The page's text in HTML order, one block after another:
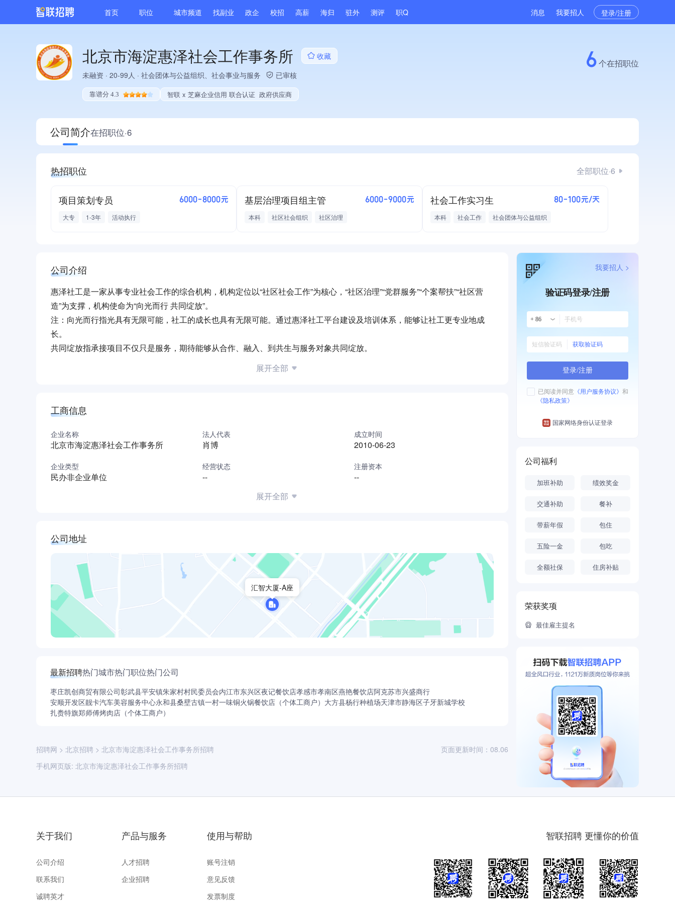
首页 职位 城市频道 找副业 政企 校招 高薪 海归 驻外 测评 职Q 消息 我要招人 登录/注册
北京市海淀惠泽社会工作事务所
收藏
未融资 · 20-99人 · 社会团体与公益组织、社会事业与服务 已审核
靠谱分 4.3 智联 x 芝麻企业信用 联合认证 政府供应商
6个在招职位
公司简介在招职位·6
热招职位 全部职位·6
项目策划专员 6000-8000元
大专 1-3年 活动执行
基层治理项目组主管 6000-9000元
本科 社区社会组织 社区治理
社会工作实习生 80-100元/天
本科 社会工作 社会团体与公益组织
公司介绍
惠泽社工是一家从事专业社会工作的综合机构，机构定位以“社区社会工作”为核心，“社区治理”“党群服务”“个案帮扶”“社区营
造”为支撑，机构使命为“向光而行 共同绽放”。
注：向光而行指光具有无限可能，社工的成长也具有无限可能。通过惠泽社工平台建设及培训体系，能够让社工更专业地成
长。
共同绽放指承接项目不仅只是服务，期待能够从合作、融入、到共生与服务对象共同绽放。
展开全部
工商信息
企业名称
北京市海淀惠泽社会工作事务所
法人代表
肖博
成立时间
2010-06-23
企业类型
民办非企业单位
经营状态
--
注册资本
--
展开全部
公司地址
汇智大厦-A座
最新招聘热门城市热门职位热门公司
枣庄凯创商贸有限公司彰武县平安镇朱家村村民委员会内江市东兴区夜记餐饮店孝感市孝南区燕艳餐饮店阿克苏市兴盛商行
安顺开发区靓卡汽车美容服务中心永和县桑壁古镇一村一味铜火锅餐饮店（个体工商户） 大方县杨行种植场天津市静海区子牙新城学校
扎赉特旗郑师傅烤肉店（个体工商户）
招聘网 > 北京招聘 > 北京市海淀惠泽社会工作事务所招聘
手机网页版: 北京市海淀惠泽社会工作事务所招聘
页面更新时间：08.06
验证码登录/注册
+ 86
获取验证码
登录/注册
已阅读并同意 《用户服务协议》 和
《隐私政策》
国家网络身份认证登录
我要招人 >
公司福利
加班补助 绩效奖金
交通补助 餐补
带薪年假 包住
五险一金 包吃
全额社保 住房补贴
荣获奖项
最佳雇主提名
关于我们
公司介绍
联系我们
诚聘英才
产品与服务
人才招聘
企业招聘
使用与帮助
账号注销
意见反馈
发票制度
智联招聘 更懂你的价值